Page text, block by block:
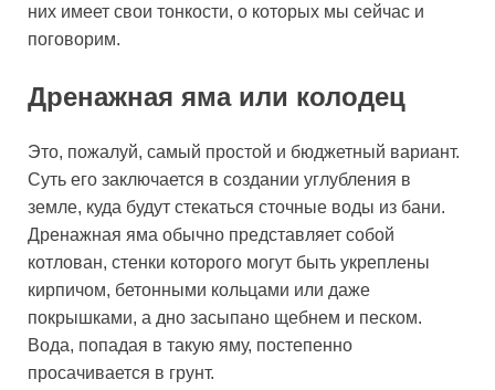
них имеет свои тонкости, о которых мы сейчас и
поговорим.
Дренажная яма или колодец
Это, пожалуй, самый простой и бюджетный вариант.
Суть его заключается в создании углубления в
земле, куда будут стекаться сточные воды из бани.
Дренажная яма обычно представляет собой
котлован, стенки которого могут быть укреплены
кирпичом, бетонными кольцами или даже
покрышками, а дно засыпано щебнем и песком.
Вода, попадая в такую яму, постепенно
просачивается в грунт.